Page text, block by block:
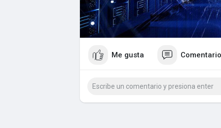
Me gusta Comentario